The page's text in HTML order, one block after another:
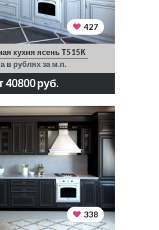
427
кухня ясень Т515К
в рублях за м.п.
40800 руб.
338